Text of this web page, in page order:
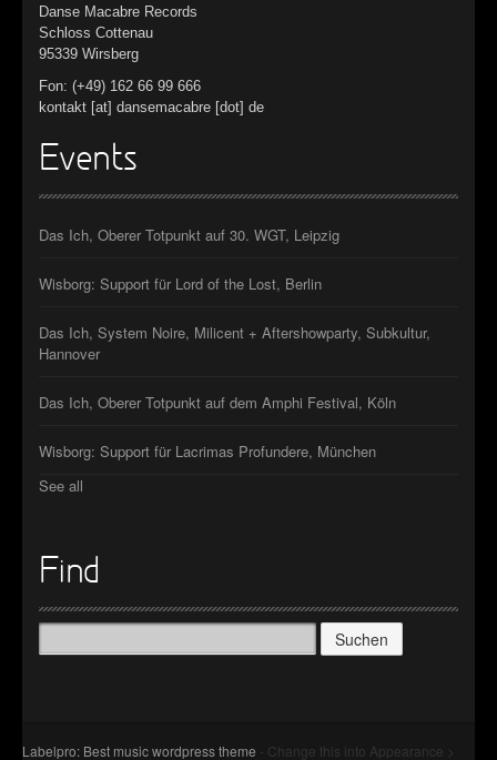
Danse Macabre Records
Schloss Cottenau
95339 Wirsberg
Fon: (+49) 162 66 99 666
kontakt [at] dansemacabre [dot] de
Events
Das Ich, Oberer Totpunkt auf 30. WGT, Leipzig
Wisborg: Support für Lord of the Lost, Berlin
Das Ich, System Noire, Milicent + Aftershowparty, Subkultur,
Hannover
Das Ich, Oberer Totpunkt auf dem Amphi Festival, Köln
Wisborg: Support für Lacrimas Profundere, München
See all
Find
Suchen
nach:
Labelpro: Best music wordpress theme - Change this into Appearance >